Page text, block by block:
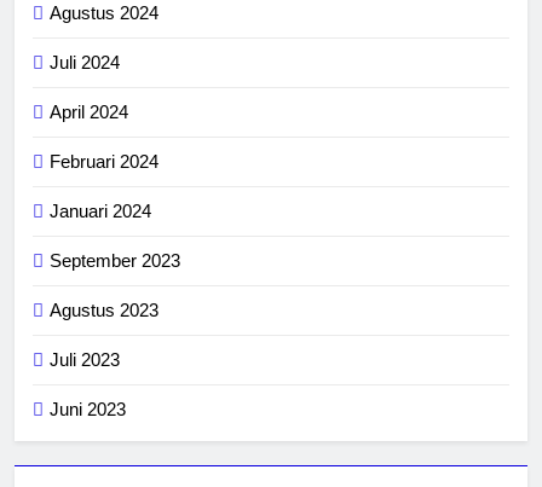
Agustus 2024
Juli 2024
April 2024
Februari 2024
Januari 2024
September 2023
Agustus 2023
Juli 2023
Juni 2023